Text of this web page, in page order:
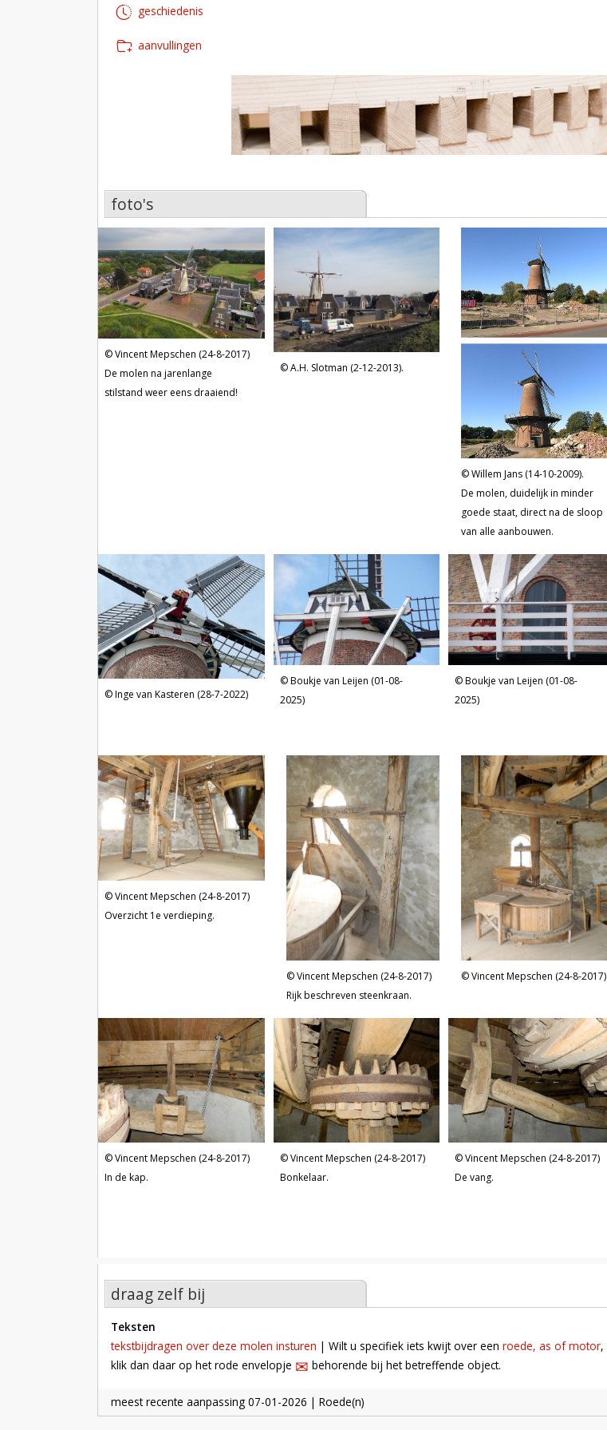
geschiedenis
aanvullingen
foto's
foto's
Vincent Mepschen (24-8-2017)
De molen na jarenlange
stilstand weer eens draaiend!
A.H. Slotman (2-12-2013).
Willem Jans (14-10-2009).
De molen, duidelijk in minder
goede staat, direct na de sloop
van alle aanbouwen.
Inge van Kasteren (28-7-2022)
Boukje van Leijen (01-08-
2025)
Boukje van Leijen (01-08-
2025)
Vincent Mepschen (24-8-2017)
Overzicht 1e verdieping.
Vincent Mepschen (24-8-2017)
Rijk beschreven steenkraan.
Vincent Mepschen (24-8-2017)
Vincent Mepschen (24-8-2017)
In de kap.
Vincent Mepschen (24-8-2017)
Bonkelaar.
Vincent Mepschen (24-8-2017)
De vang.
draag zelf bij
teksten
tekstbijdragen over deze molen insturen | Wilt u specifiek iets kwijt over een roede, as of motor,
klik dan daar op het rode envelopje ✉︎ behorende bij het betreffende object.
meest recente aanpassing 07-01-2026 | Roede(n)